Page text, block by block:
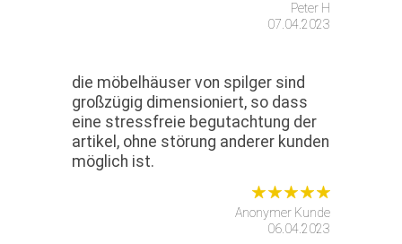
Peter H
07.04.2023
die möbelhäuser von spilger sind
großzügig dimensioniert, so dass
eine stressfreie begutachtung der
artikel, ohne störung anderer kunden
möglich ist.
Anonymer Kunde
06.04.2023